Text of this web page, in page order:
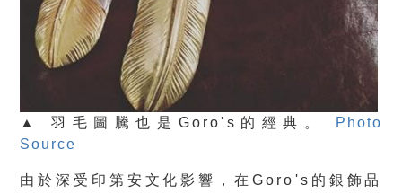
▲ 羽毛圖騰也是Goro's的經典。
Photo
Source
由於深受印第安文化影響，在Goro's的銀飾品